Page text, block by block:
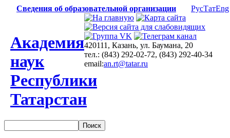
Сведения об образовательной организации РусТатEng
Академия
наук
Республики
Татарстан
420111, Казань, ул. Баумана, 20
тел.: (843) 292-02-72, (843) 292-40-34
email:an.rt@tatar.ru